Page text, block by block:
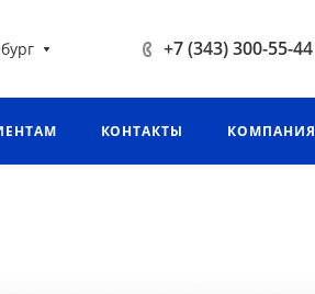
+7 (343) 300-55-44
КОНТАКТЫ КОМПАНИЯ